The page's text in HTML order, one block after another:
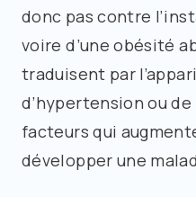
donc pas contre
voire d’une obésité
traduisent par
d’hypertension ou
facteurs qui
développer une